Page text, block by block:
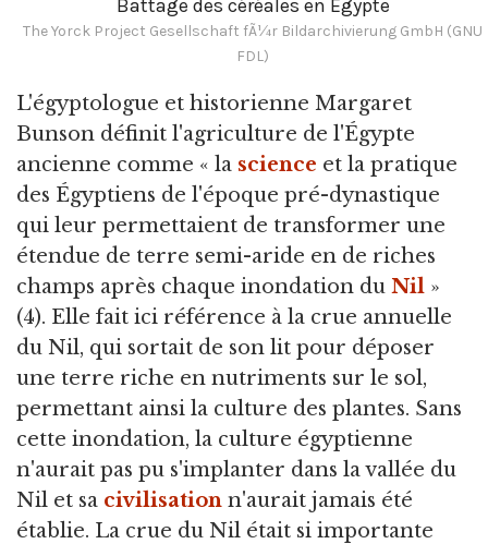
Battage des céréales en Égypte
The Yorck Project Gesellschaft fÃ¼r Bildarchivierung GmbH (GNU
FDL)
L'égyptologue et historienne Margaret
Bunson définit l'agriculture de l'Égypte
ancienne comme « la science et la pratique
des Égyptiens de l'époque pré-dynastique
qui leur permettaient de transformer une
étendue de terre semi-aride en de riches
champs après chaque inondation du Nil »
(4). Elle fait ici référence à la crue annuelle
du Nil, qui sortait de son lit pour déposer
une terre riche en nutriments sur le sol,
permettant ainsi la culture des plantes. Sans
cette inondation, la culture égyptienne
n'aurait pas pu s'implanter dans la vallée du
Nil et sa civilisation n'aurait jamais été
établie. La crue du Nil était si importante